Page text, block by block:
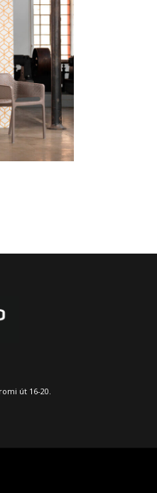
út 16-20.